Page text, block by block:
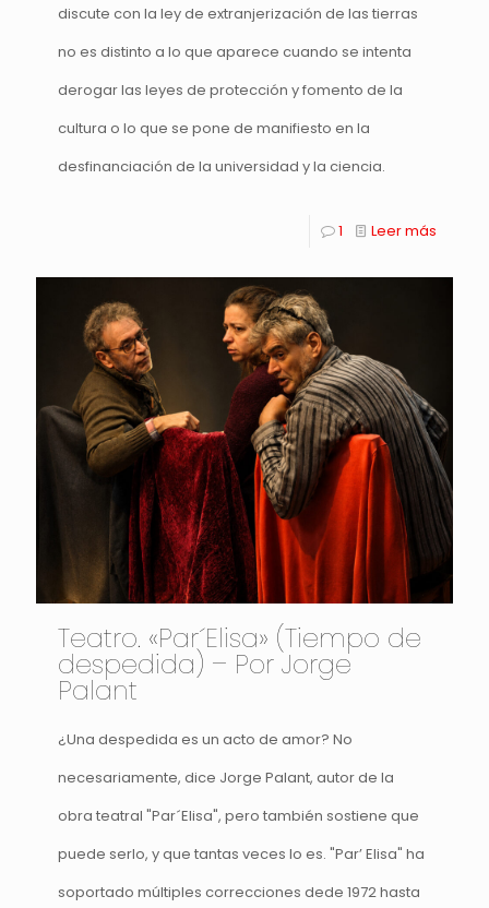
discute con la ley de extranjerización de las tierras
no es distinto a lo que aparece cuando se intenta
derogar las leyes de protección y fomento de la
cultura o lo que se pone de manifiesto en la
desfinanciación de la universidad y la ciencia.
1 Leer más
Teatro. «Par´Elisa» (Tiempo de
despedida) – Por Jorge
Palant
¿Una despedida es un acto de amor? No
necesariamente, dice Jorge Palant, autor de la
obra teatral "Par´Elisa", pero también sostiene que
puede serlo, y que tantas veces lo es. "Par’ Elisa" ha
soportado múltiples correcciones dede 1972 hasta